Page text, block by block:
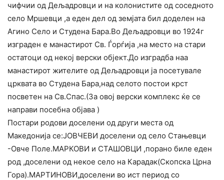
чифчии од Дељадровци и на колонистите од соседното
село Мршевци ,а еден дел од земјата бил доделен на
Агино Село и Студена Бара.Во Дељадровци во 1924г
изграден е манастирот Св. Ѓорѓија ,на место на стари
остатоци од некој верски објект.До изградба наа
манастирот жителите од Дељадровци ја посетувале
црквата во Студена Бара,над селото постои крст
посветен на Св.Спас.(За овој верски комплекс ќе се
направи посебна објава )
Постари родови доселени од други места од
Македонија се:ЈОВЧЕВИ доселени од село Стањевци
-Овче Поле.МАРКОВИ и СТАШОВЦИ ,порано биле еден
род ,доселени од некое село на Карадак(Скопска Црна
Гора).МАРТИНОВИ,доселени во ист период со